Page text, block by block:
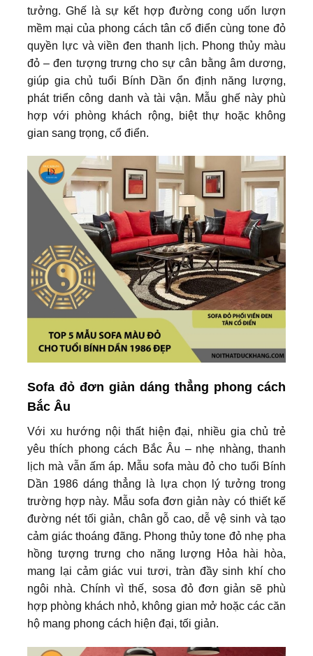
tưởng. Ghế là sự kết hợp đường cong uốn lượn
mềm mại của phong cách tân cổ điển cùng tone đỏ
quyền lực và viền đen thanh lịch. Phong thủy màu
đỏ – đen tượng trưng cho sự cân bằng âm dương,
giúp gia chủ tuổi Bính Dần ổn định năng lượng,
phát triển công danh và tài vận. Mẫu ghế này phù
hợp với phòng khách rộng, biệt thự hoặc không
gian sang trọng, cổ điển.
Sofa đỏ đơn giản dáng thẳng phong cách
Bắc Âu
Với xu hướng nội thất hiện đại, nhiều gia chủ trẻ
yêu thích phong cách Bắc Âu – nhẹ nhàng, thanh
lịch mà vẫn ấm áp. Mẫu sofa màu đỏ cho tuổi Bính
Dần 1986 dáng thẳng là lựa chọn lý tưởng trong
trường hợp này. Mẫu sofa đơn giản này có thiết kế
đường nét tối giản, chân gỗ cao, dễ vệ sinh và tạo
cảm giác thoáng đãng. Phong thủy tone đỏ nhẹ pha
hồng tượng trưng cho năng lượng Hỏa hài hòa,
mang lại cảm giác vui tươi, tràn đầy sinh khí cho
ngôi nhà. Chính vì thế, sosa đỏ đơn giản sẽ phù
hợp phòng khách nhỏ, không gian mở hoặc các căn
hộ mang phong cách hiện đại, tối giản.